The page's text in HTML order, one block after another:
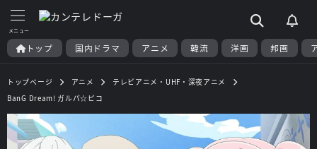
トップ 国内ドラマ アニメ 韓流 洋画 邦画
トップページ アニメ
テレビアニメ・UHF・深夜アニメ
BanG Dream! ガルパ☆ピコ